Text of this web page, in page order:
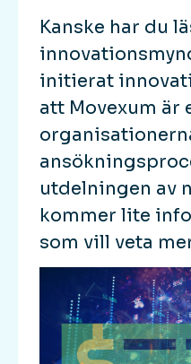
Kanske har du
initierat
att Movexum är
utdelningen av
kommer lite
som vill veta